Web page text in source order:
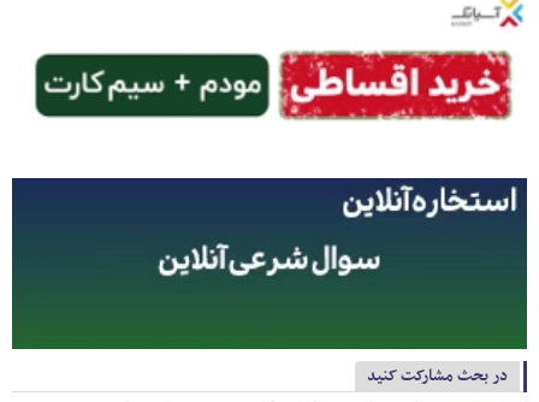
در بحث مشارکت کنید